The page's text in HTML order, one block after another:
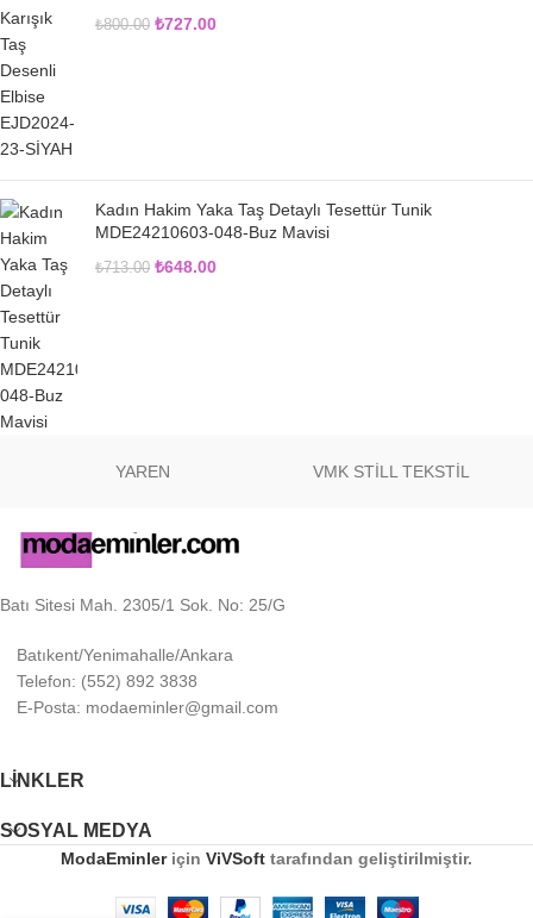
₺800.00 ₺727.00
Kadın Hakim Yaka Taş Detaylı Tesettür Tunik
MDE24210603-048-Buz Mavisi
₺713.00 ₺648.00
YAREN VMK STİLL TEKSTİL
Batı Sitesi Mah. 2305/1 Sok. No: 25/G
Batıkent/Yenimahalle/Ankara
Telefon: (552) 892 3838
E-Posta: modaeminler@gmail.com
LINKLER
SOSYAL MEDYA
ModaEminleriçin ViVSoft tarafından geliştirilmiştir.